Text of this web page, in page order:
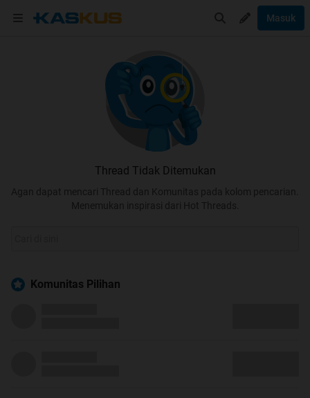
Masuk
Thread Tidak Ditemukan
Agan dapat mencari Thread dan Komunitas pada kolom pencarian.
Menemukan inspirasi dari Hot Threads.
Komunitas Pilihan